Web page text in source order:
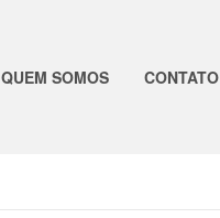
QUEM SOMOS CONTATO